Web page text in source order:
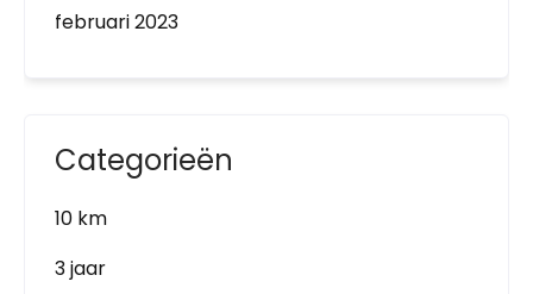
februari 2023
Categorieën
10 km
3 jaar